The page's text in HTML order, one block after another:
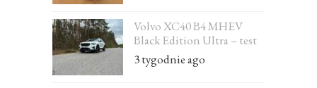
Volvo XC40 B4 MHEV
Black Edition Ultra – test
3 tygodnie ago